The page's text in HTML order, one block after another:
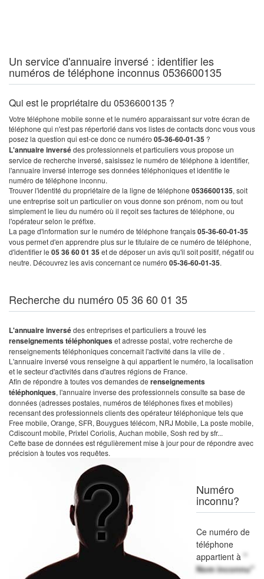
Un service d'annuaire inversé : identifier les
numéros de téléphone inconnus 0536600135
Qui est le propriétaire du 0536600135 ?
Votre téléphone mobile sonne et le numéro apparaissant sur votre écran de
téléphone qui n'est pas répertorié dans vos listes de contacts donc vous vous
posez la question qui est-ce donc ce numéro 05-36-60-01-35 ?
L'annuaire inversédes professionnels et particuliers vous propose un
service de recherche inversé, saisissez le numéro de téléphone à identifier,
l'annuaire inversé interroge ses données téléphoniques et identifie le
numéro de téléphone inconnu.
Trouver l'identité du propriétaire de la ligne de téléphone 0536600135, soit
une entreprise soit un particulier on vous donne son prénom, nom ou tout
simplement le lieu du numéro où il reçoit ses factures de téléphone, ou
l'opérateur selon le préfixe.
La page d'information sur le numéro de téléphone français05-36-60-01-35
vous permet d'en apprendre plus sur le titulaire de ce numéro de téléphone,
d'identifier le 05 36 60 01 35et de déposer un avis qu'il soit positif, négatif ou
neutre. Découvrez les avis concernant ce numéro 05-36-60-01-35.
Recherche du numéro 05 36 60 01 35
L'annuaire inversédes entreprises et particuliers a trouvé les
renseignements téléphoniqueset adresse postal, votre recherche de
renseignements téléphoniques concernait l'activité dans la ville de .
L'annuaire inversé vous renseigne à qui appartient le numéro, la localisation
et le secteur d'activités dans d'autres régions de France.
Afin de répondre à toutes vos demandes de renseignements
téléphoniques, l'annuaire inverse des professionnels consulte sa base de
données (adresses postales, numéros de téléphones fixes et mobiles)
recensant des professionnels clients des opérateur téléphonique tels que
Free mobile, Orange, SFR, Bouygues télécom, NRJ Mobile, La poste mobile,
Cdiscount mobile, Prixtel Coriolis, Auchan mobile, Sosh red by sfr...
Cette base de données est régulièrement mise à jour pour de répondre avec
précision à toutes vos requêtes.
Numéro
inconnu?
Ce numéro de
téléphone
appartient à "
Nom inconnu"